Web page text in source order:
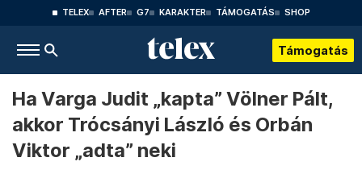
TELEX AFTER G7 KARAKTER TÁMOGATÁS SHOP
Támogatás
Ha Varga Judit „kapta” Völner Pált,
akkor Trócsányi László és Orbán
Viktor „adta” neki